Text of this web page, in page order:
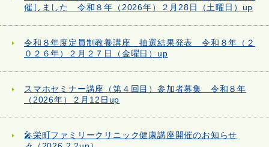
催しました 令和８年（2026年）２月28日（土曜日）up
令和８年度定員制教養講座 抽選結果発表 令和８年（２
０２６年）２月２７日（金曜日）up
スマホセミナー講座（第４回目）参加者募集 令和８年
（2026年）２月12日up
🎤栄町ファミリークリニック健康講座開催のお知らせ